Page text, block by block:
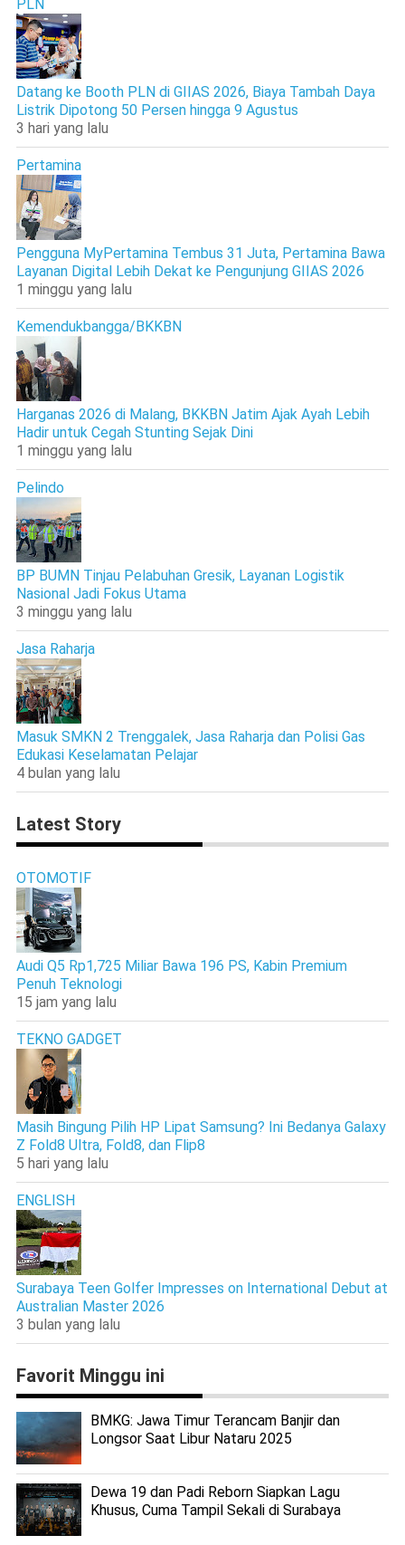
PLN
Datang ke Booth PLN di GIIAS 2026, Biaya Tambah Daya
Listrik Dipotong 50 Persen hingga 9 Agustus
3 hari yang lalu
Pertamina
Pengguna MyPertamina Tembus 31 Juta, Pertamina Bawa
Layanan Digital Lebih Dekat ke Pengunjung GIIAS 2026
1 minggu yang lalu
Kemendukbangga/BKKBN
Harganas 2026 di Malang, BKKBN Jatim Ajak Ayah Lebih
Hadir untuk Cegah Stunting Sejak Dini
1 minggu yang lalu
Pelindo
BP BUMN Tinjau Pelabuhan Gresik, Layanan Logistik
Nasional Jadi Fokus Utama
3 minggu yang lalu
Jasa Raharja
Masuk SMKN 2 Trenggalek, Jasa Raharja dan Polisi Gas
Edukasi Keselamatan Pelajar
4 bulan yang lalu
Latest Story
OTOMOTIF
Audi Q5 Rp1,725 Miliar Bawa 196 PS, Kabin Premium
Penuh Teknologi
15 jam yang lalu
TEKNO GADGET
Masih Bingung Pilih HP Lipat Samsung? Ini Bedanya Galaxy
Z Fold8 Ultra, Fold8, dan Flip8
5 hari yang lalu
ENGLISH
Surabaya Teen Golfer Impresses on International Debut at
Australian Master 2026
3 bulan yang lalu
Favorit Minggu ini
BMKG: Jawa Timur Terancam Banjir dan
Longsor Saat Libur Nataru 2025
Dewa 19 dan Padi Reborn Siapkan Lagu
Khusus, Cuma Tampil Sekali di Surabaya